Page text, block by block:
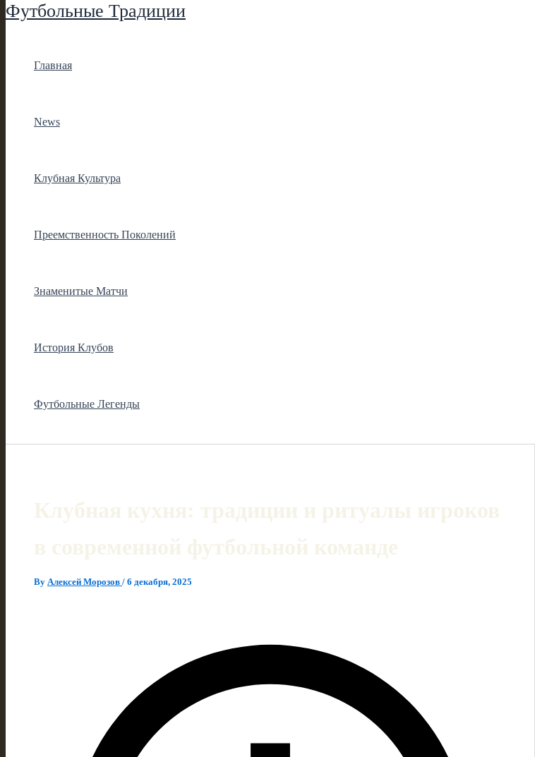
Футбольные Традиции
Главная
News
Клубная Культура
Преемственность Поколений
Знаменитые Матчи
История Клубов
Футбольные Легенды
Клубная кухня: традиции и ритуалы игроков
в современной футбольной команде
By Алексей Морозов / 6 декабря, 2025